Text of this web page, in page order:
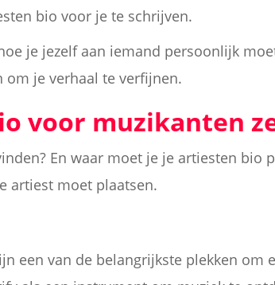
bio voor je te schrijven.
je jezelf aan iemand persoonlijk
om je verhaal te verfijnen.
voor muzikanten
En waar moet je je artiesten bio
artiest moet plaatsen.
een van de belangrijkste plekken om